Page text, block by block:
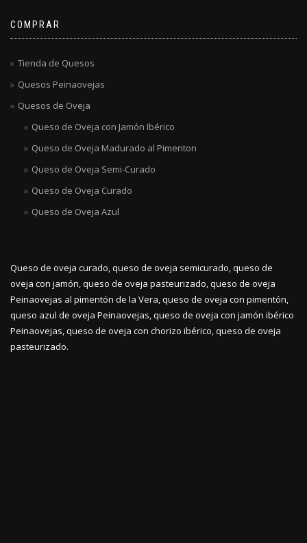
COMPRAR
Tienda de Quesos
Quesos Peinaovejas
Quesos de Oveja
Queso de Oveja con Jamón Ibérico
Queso de Oveja Madurado al Pimenton
Queso de Oveja Semi-Curado
Queso de Oveja Curado
Queso de Oveja Azul
Queso de oveja curado, queso de oveja semicurado, queso de
oveja con jamón, queso de oveja pasteurizado, queso de oveja
Peinaovejas al pimentón de la Vera, queso de oveja con pimentón,
queso azul de oveja Peinaovejas, queso de oveja con jamón ibérico
Peinaovejas, queso de oveja con chorizo ibérico, queso de oveja
pasteurizado.